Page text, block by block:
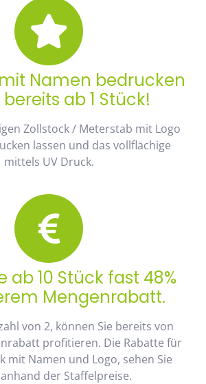
Namen bedrucken
ab 1 Stück!
Zollstock / Meterstab mit Logo
lassen und das vollflächige
mittels UV Druck.
ab 10 Stück fast 48%
Mengenrabatt.
von 2, können Sie bereits von
profitieren. Die Rabatte für
mit Namen und Logo, sehen Sie
der Staffelpreise.